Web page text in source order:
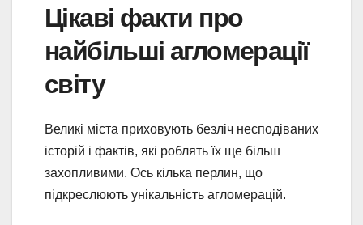
Цікаві факти про
найбільші агломерації
світу
Великі міста приховують безліч несподіваних
історій і фактів, які роблять їх ще більш
захопливими. Ось кілька перлин, що
підкреслюють унікальність агломерацій.